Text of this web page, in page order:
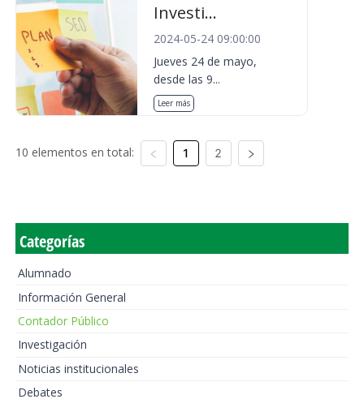
Investi...
2024-05-24 09:00:00
Jueves 24 de mayo,
desde las 9...
Leer más
10 elementos en total: 1 2
Categorías
Alumnado
Información General
Contador Público
Investigación
Noticias institucionales
Debates